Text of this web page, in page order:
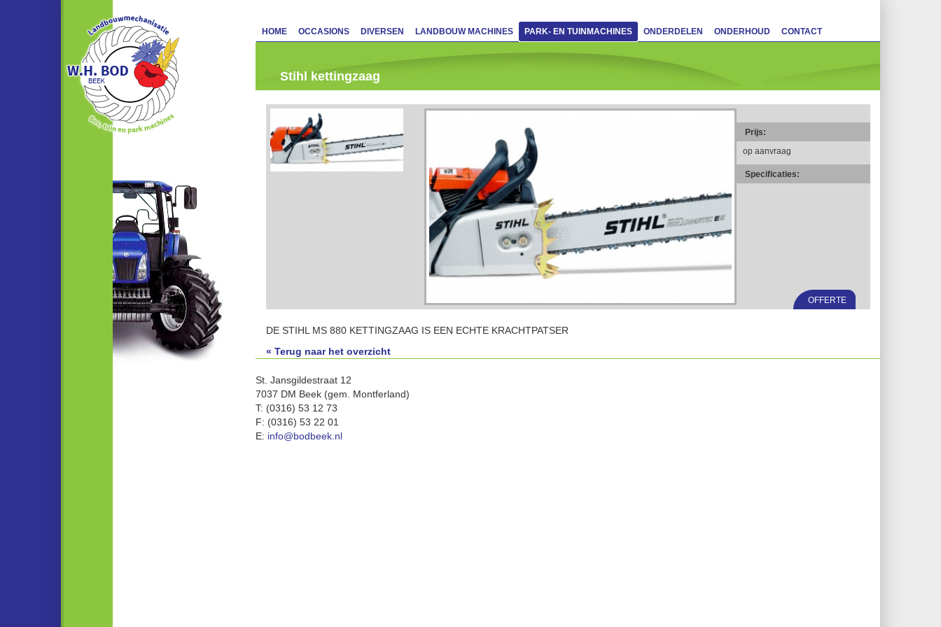
HOME OCCASIONS DIVERSEN LANDBOUW MACHINES PARK- EN TUINMACHINES ONDERDELEN ONDERHOUD CONTACT
Stihl kettingzaag
Prijs:
op aanvraag
Specificaties:
OFFERTE
DE STIHL MS 880 KETTINGZAAG IS EEN ECHTE KRACHTPATSER
« Terug naar het overzicht
St. Jansgildestraat 12
7037 DM Beek (gem. Montferland)
T: (0316) 53 12 73
F: (0316) 53 22 01
E: info@bodbeek.nl